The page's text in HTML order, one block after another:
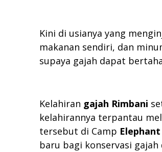
Kini di usianya yang
makanan sendiri, dan
supaya gajah dapat
Kelahiran gajah Rimbani
kelahirannya terpantau
tersebut di Camp
baru bagi konservasi